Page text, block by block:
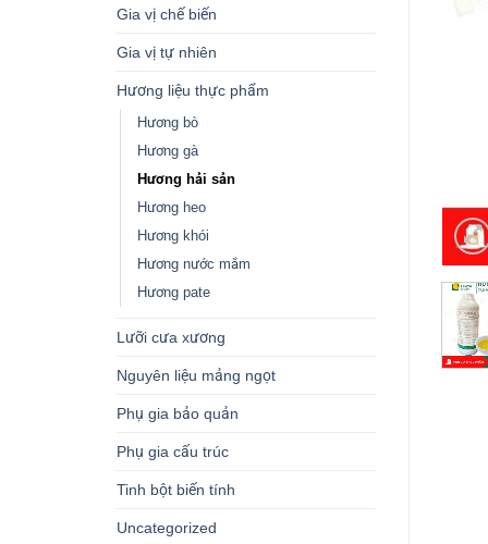
Gia vị chế biến
Gia vị tự nhiên
Hương liệu thực phẩm
Hương bò
Hương gà
Hương hải sản
Hương heo
Hương khói
Hương nước mắm
Hương pate
Lưỡi cưa xương
Nguyên liệu mảng ngọt
Phụ gia bảo quản
Phụ gia cấu trúc
Tinh bột biến tính
Uncategorized